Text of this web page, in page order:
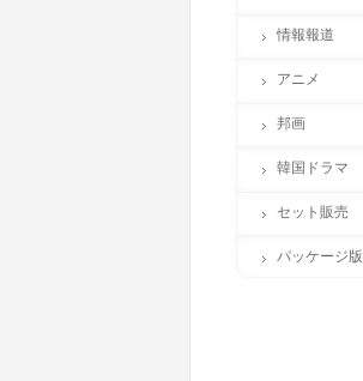
情報報道
アニメ
邦画
韓国ドラマ
セット販売
パッケージ版